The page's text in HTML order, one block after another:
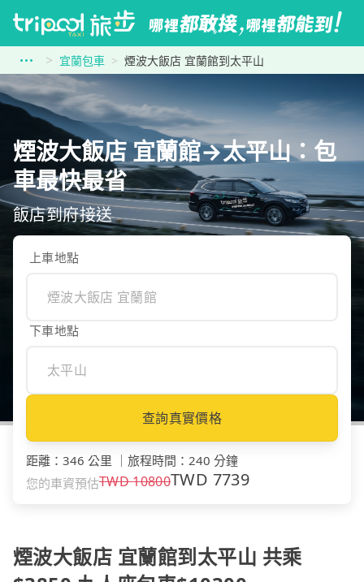
宜蘭包車 煙波大飯店 宜蘭館到太平山
煙波大飯店 宜蘭館→太平山：包
車最快最省
飯店到府接送
上車地點
下車地點
查詢真實價格
距離 ： 346 公里 ｜ 旅程時間 ： 240 分鐘
您的車資預估TWD10800TWD 7739
煙波大飯店 宜蘭館到太平山 共乘